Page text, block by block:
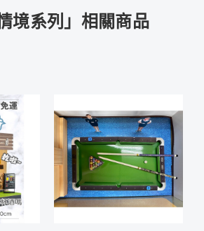
境系列」相關商品